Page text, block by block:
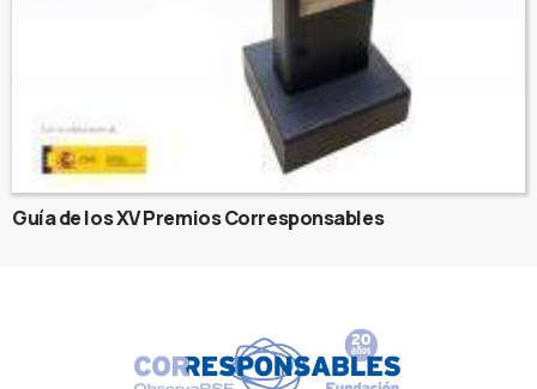
Guía de los XV Premios Corresponsables